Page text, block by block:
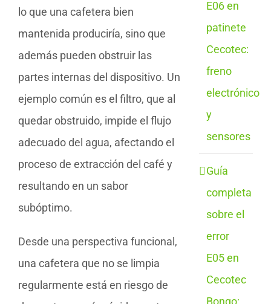
lo que una cafetera bien
mantenida produciría, sino que
además pueden obstruir las
partes internas del dispositivo. Un
ejemplo común es el filtro, que al
quedar obstruido, impide el flujo
adecuado del agua, afectando el
proceso de extracción del café y
resultando en un sabor
subóptimo.
Desde una perspectiva funcional,
una cafetera que no se limpia
regularmente está en riesgo de
E06 en
patinete
Cecotec:
freno
electrónico
y
sensores
Guía
completa
sobre el
error
E05 en
Cecotec
Bongo: